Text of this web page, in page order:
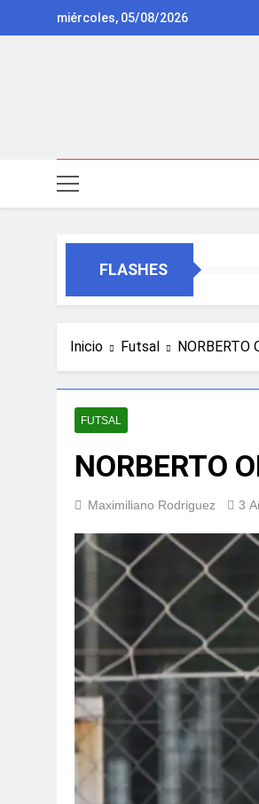
miércoles, 05/08/2026
FLASHES
Inicio Futsal NORBERTO
FUTSAL
NORBERTO
Maximiliano Rodriguez 3